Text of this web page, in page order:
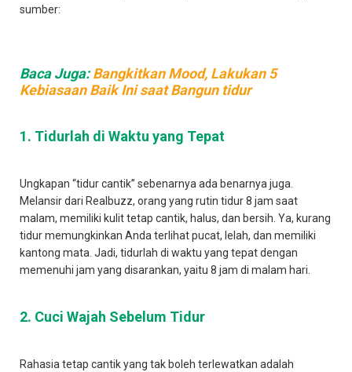
sumber:
Baca Juga:Bangkitkan Mood, Lakukan 5
Kebiasaan Baik Ini saat Bangun tidur
1. Tidurlah di Waktu yang Tepat
Ungkapan “tidur cantik” sebenarnya ada benarnya juga.
Melansir dari Realbuzz, orang yang rutin tidur 8 jam saat
malam, memiliki kulit tetap cantik, halus, dan bersih. Ya, kurang
tidur memungkinkan Anda terlihat pucat, lelah, dan memiliki
kantong mata. Jadi, tidurlah di waktu yang tepat dengan
memenuhi jam yang disarankan, yaitu 8 jam di malam hari.
2. Cuci Wajah Sebelum Tidur
Rahasia tetap cantik yang tak boleh terlewatkan adalah